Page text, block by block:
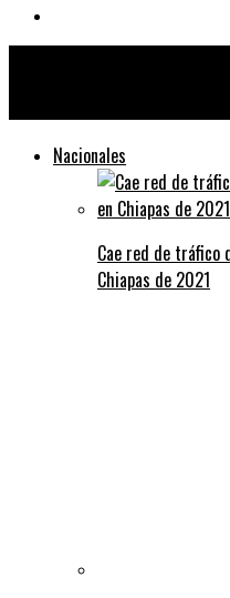
Nacionales
Cae red de tráfico
Chiapas de 2021